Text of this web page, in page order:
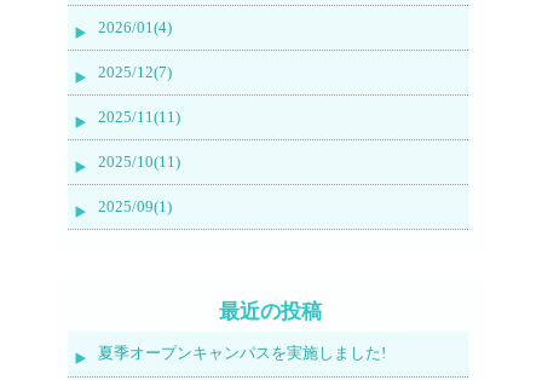
2026/01(4)
2025/12(7)
2025/11(11)
2025/10(11)
2025/09(1)
最近の投稿
夏季オープンキャンパスを実施しました!